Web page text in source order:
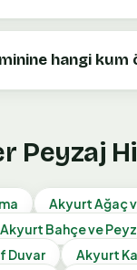
hangi kum
Peyzaj
AkyurtAğaç
Akyurt Bahçe ve
Duvar Akyurt